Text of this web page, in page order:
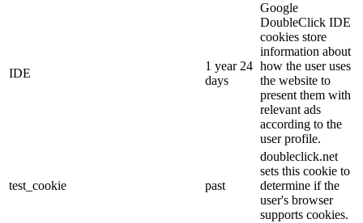
IDE
1 year 24
days
Google
DoubleClick IDE
cookies store
information about
how the user uses
the website to
present them with
relevant ads
according to the
user profile.
test_cookie past
doubleclick.net
sets this cookie to
determine if the
user's browser
supports cookies.